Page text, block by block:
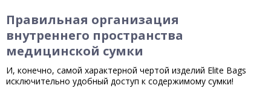
Правильная организация
внутреннего пространства
медицинской сумки
И, конечно, самой характерной чертой изделий Elite Bags
исключительно удобный доступ к содержимому сумки!